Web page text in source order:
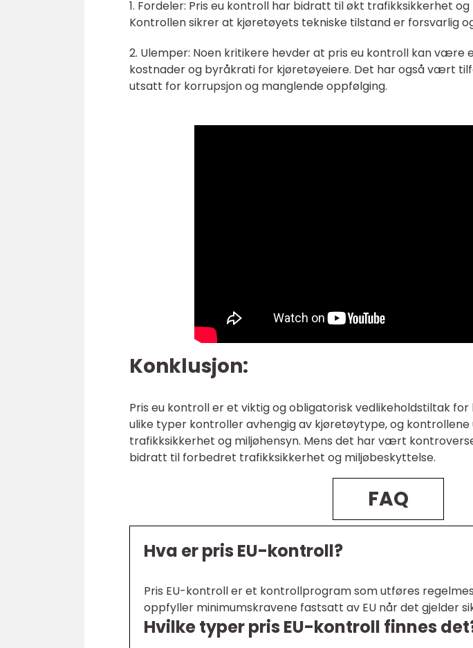
1. Fordeler: Pris eu kontroll har bidratt til økt trafikksikkerhet
Kontrollen sikrer at kjøretøyets tekniske tilstand er forsvarlig
2. Ulemper: Noen kritikere hevder at pris eu kontroll kan være
kostnader og byråkrati for kjøretøyeiere. Det har også vært
utsatt for korrupsjon og manglende oppfølging.
Konklusjon:
Pris eu kontroll er et viktig og obligatorisk vedlikeholdstiltak
ulike typer kontroller avhengig av kjøretøytype, og
trafikksikkerhet og miljøhensyn. Mens det har vært
bidratt til forbedret trafikksikkerhet og miljøbeskyttelse.
FAQ
Hva er pris EU-kontroll?
Pris EU-kontroll er et kontrollprogram som utføres
oppfyller minimumskravene fastsatt av EU når det gjelder
Hvilke typer pris EU-kontroll finnes